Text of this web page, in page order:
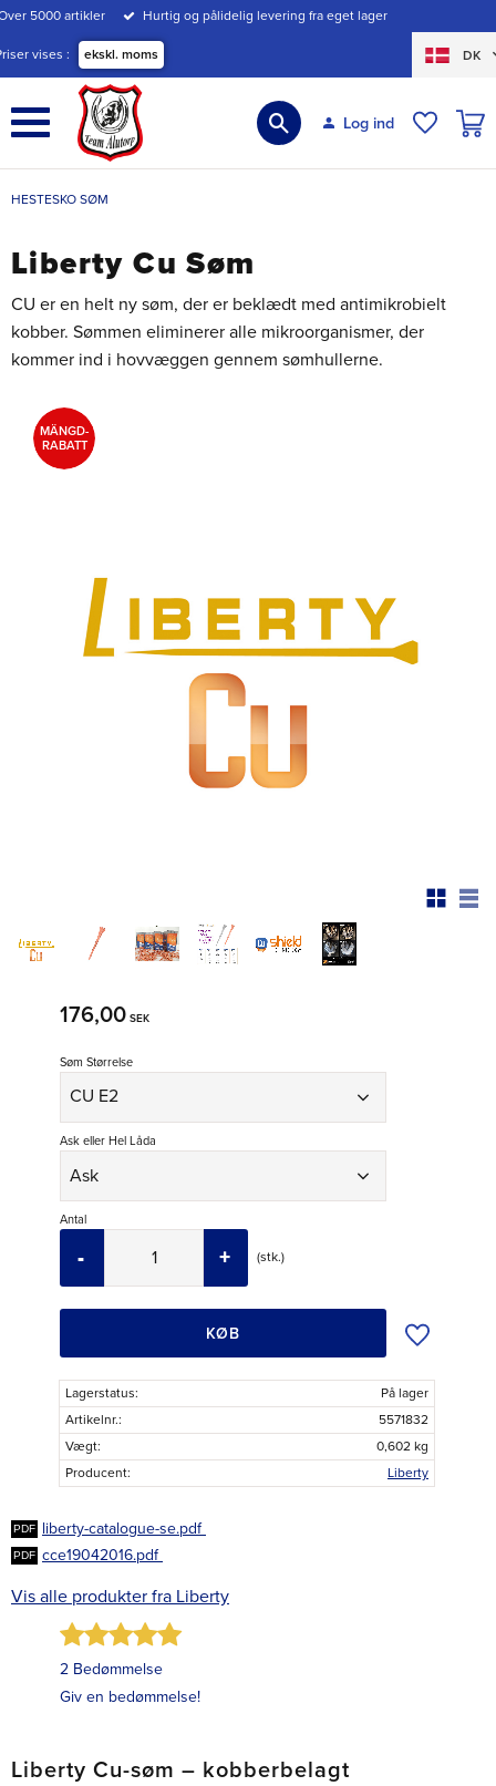
Menu
5000 artikler Hurtig og pålidelig levering fra eget lager
vises ekskl. moms DK
Log ind
HESTESKO SØM
Liberty Cu Søm
CU er en helt ny søm, der er beklædt med antimikrobielt
kobber. Sømmen eliminerer alle mikroorganismer, der
kommer ind i hovvæggen gennem sømhullerne.
MÄNGD-
RABATT
176,00 SEK
Søm Størrelse
Ask eller Hel Låda
Antal
stk.
+
-
KØB Tilføj til
Lagerstatus
På lager
Artikelnr.
5571832
Vægt
0,602 kg
Producent
Liberty
liberty-catalogue-se.pdf
cce19042016.pdf
Vis alle produkter fra Liberty
2 Bedømmelse
Giv en bedømmelse!
Liberty Cu-søm – kobberbelagt